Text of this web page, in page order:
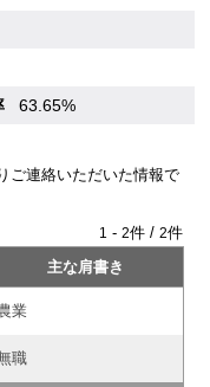
63.65%
ご連絡いただいた情報で
1 - 2件 / 2件
主な肩書き
業
職